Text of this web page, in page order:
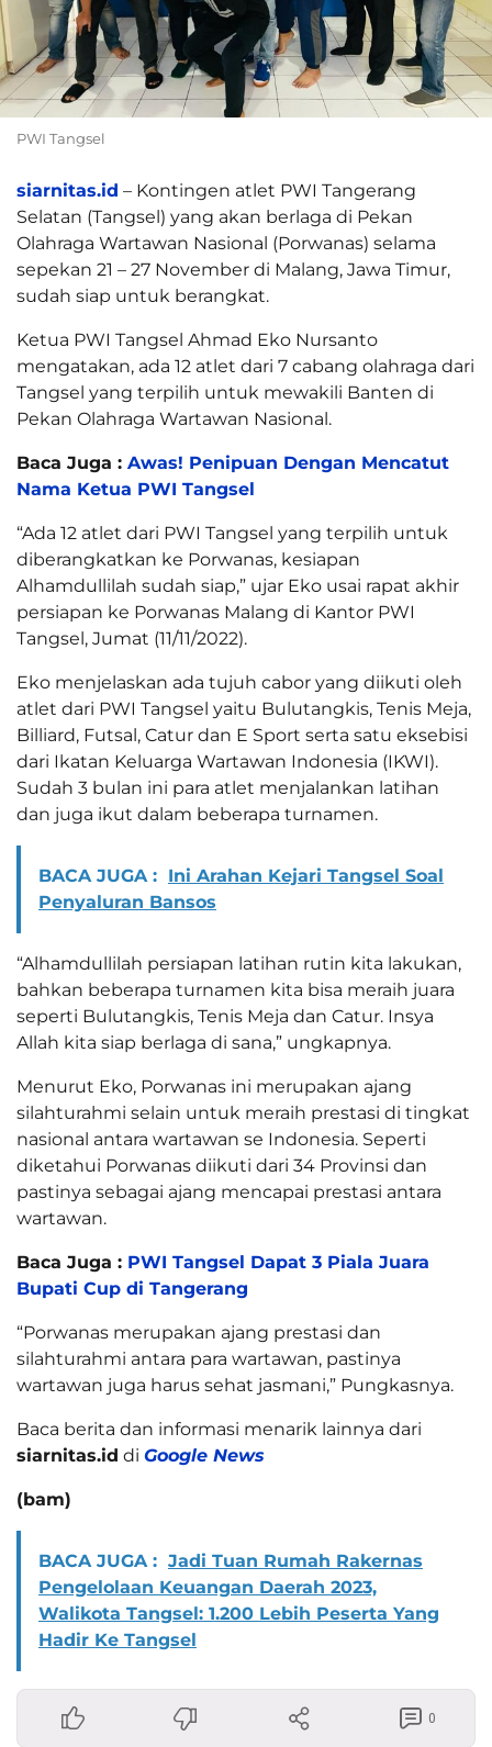
PWI Tangsel
siarnitas.id – Kontingen atlet PWI Tangerang
Selatan (Tangsel) yang akan berlaga di Pekan
Olahraga Wartawan Nasional (Porwanas) selama
sepekan 21 – 27 November di Malang, Jawa Timur,
sudah siap untuk berangkat.
Ketua PWI Tangsel Ahmad Eko Nursanto
mengatakan, ada 12 atlet dari 7 cabang olahraga dari
Tangsel yang terpilih untuk mewakili Banten di
Pekan Olahraga Wartawan Nasional.
Baca Juga : Awas! Penipuan Dengan Mencatut
Nama Ketua PWI Tangsel
“Ada 12 atlet dari PWI Tangsel yang terpilih untuk
diberangkatkan ke Porwanas, kesiapan
Alhamdullilah sudah siap,” ujar Eko usai rapat akhir
persiapan ke Porwanas Malang di Kantor PWI
Tangsel, Jumat (11/11/2022).
Eko menjelaskan ada tujuh cabor yang diikuti oleh
atlet dari PWI Tangsel yaitu Bulutangkis, Tenis Meja,
Billiard, Futsal, Catur dan E Sport serta satu eksebisi
dari Ikatan Keluarga Wartawan Indonesia (IKWI).
Sudah 3 bulan ini para atlet menjalankan latihan
dan juga ikut dalam beberapa turnamen.
BACA JUGA : Ini Arahan Kejari Tangsel Soal
Penyaluran Bansos
“Alhamdullilah persiapan latihan rutin kita lakukan,
bahkan beberapa turnamen kita bisa meraih juara
seperti Bulutangkis, Tenis Meja dan Catur. Insya
Allah kita siap berlaga di sana,” ungkapnya.
Menurut Eko, Porwanas ini merupakan ajang
silahturahmi selain untuk meraih prestasi di tingkat
nasional antara wartawan se Indonesia. Seperti
diketahui Porwanas diikuti dari 34 Provinsi dan
pastinya sebagai ajang mencapai prestasi antara
wartawan.
Baca Juga : PWI Tangsel Dapat 3 Piala Juara
Bupati Cup di Tangerang
“Porwanas merupakan ajang prestasi dan
silahturahmi antara para wartawan, pastinya
wartawan juga harus sehat jasmani,” Pungkasnya.
Baca berita dan informasi menarik lainnya dari
siarnitas.id di Google News
(bam)
BACA JUGA : Jadi Tuan Rumah Rakernas
Pengelolaan Keuangan Daerah 2023,
Walikota Tangsel: 1.200 Lebih Peserta Yang
Hadir Ke Tangsel
0